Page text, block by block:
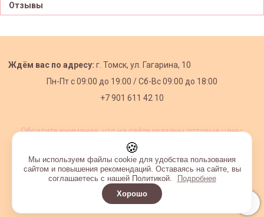
Отзывы
Ждём вас по адресу: г. Томск, ул. Гагарина, 10
Пн-Пт с09:00 до 19:00 /Сб-Вс 09:00 до 18:00
+7 901 611 42 10
Обратите внимание, что на сайте указаны оптовые цены,
Интернет-магазин создан на InSales
🍪
Мы используем файлы cookie для удобства пользования
сайтом и повышения рекомендаций. Оставаясь на сайте, вы
соглашаетесь с нашей Политикой.
Подробнее
Хорошо